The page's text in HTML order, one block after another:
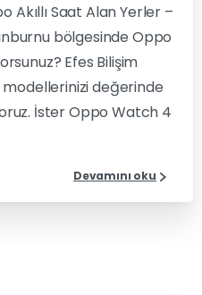
Akıllı Saat Alan Yerler –
bölgesinde Oppo
Efes Bilişim
değerinde
İster Oppo Watch 4
Devamını oku